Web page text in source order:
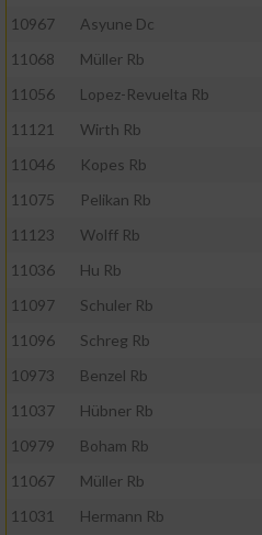
10967
Asyune Dc
11068
Müller Rb
11056
Lopez-Revuelta Rb
11121
Wirth Rb
11046
Kopes Rb
11075
Pelikan Rb
11123
Wolff Rb
11036
Hu Rb
11097
Schuler Rb
11096
Schreg Rb
10973
Benzel Rb
11037
Hübner Rb
10979
Boham Rb
11067
Müller Rb
11031
Hermann Rb